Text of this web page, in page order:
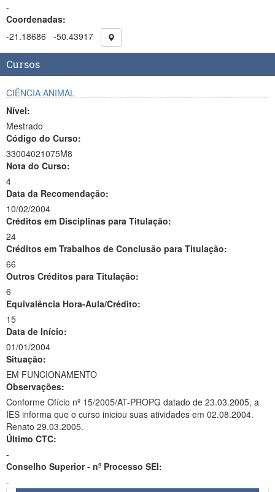
-
Coordenadas:
-21.18686
-50.43917
Cursos
CIÊNCIA ANIMAL
Nível:
Mestrado
Código do Curso:
33004021075M8
Nota do Curso:
4
Data da Recomendação:
10/02/2004
Créditos em Disciplinas para Titulação:
24
Créditos em Trabalhos de Conclusão para Titulação:
66
Outros Créditos para Titulação:
6
Equivalência Hora-Aula/Crédito:
15
Data de Início:
01/01/2004
Situação:
EM FUNCIONAMENTO
Observações:
Conforme Ofício nº 15/2005/AT-PROPG datado de 23.03.2005, a
IES informa que o curso iniciou suas atividades em 02.08.2004.
Renato 29.03.2005.
Último CTC:
-
Conselho Superior - nº Processo SEI:
-